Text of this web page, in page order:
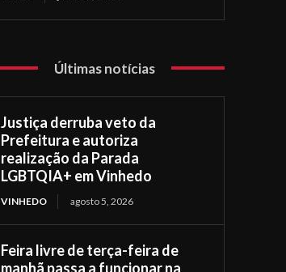
Últimas notícias
Justiça derruba veto da
Prefeitura e autoriza
realização da Parada
LGBTQIA+ em Vinhedo
VINHEDO agosto 5, 2026
Feira livre de terça-feira de
manhã passa a funcionar na